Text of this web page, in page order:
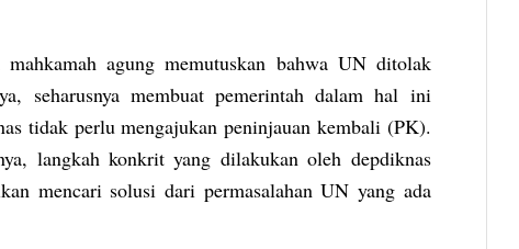
mahkamah agung memutuskan bahwa UN ditolak
seharusnya membuat pemerintah dalam hal ini
tidak perlu mengajukan peninjauan kembali (PK).
langkah konkrit yang dilakukan oleh depdiknas
mencari solusi dari permasalahan UN yang ada